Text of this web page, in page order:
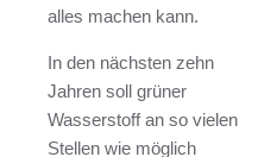
alles machen kann.
In den nächsten zehn
Jahren soll grüner
Wasserstoff an so vielen
Stellen wie möglich